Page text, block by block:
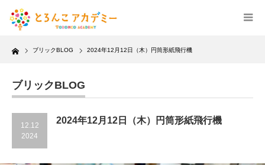
Home ブリックBLOG 2024年12月12日（木）円筒形紙飛行機
ブリックBLOG
12.12
2024
2024年12月12日（木）円筒形紙飛行機